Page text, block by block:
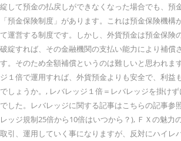
綻して預金の払戻しができなくなった場合でも、預
「預金保険制度」があります。これは預金保険機構
て運営する制度です。しかし、外貨預金は預金保険
破綻すれば、その金融機関の支払い能力により補償
す。そのため全額補償というのは難しいと思われま
ジ１倍で運用すれば、外貨預金よりも安全で、利益
でしょうか。, レバレッジ１倍＝レバレッジを掛け
でした。レバレッジに関する記事はこちらの記事参
レッジ規制25倍から10倍はいつから？), ＦＸの魅力
取引、運用していく事になりますが、反対にハイレ